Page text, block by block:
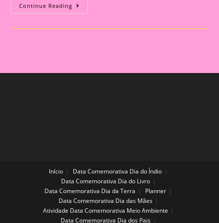
Continue Reading Atividade
Copa
Início
Data Comemorativa Dia do Índio
Data Comemorativa Dia do Livro
Data Comemorativa Dia da Terra
Planner
Data Comemorativa Dia das Mães
Atividade Data Comemorativa Meio Ambiente
Data Comemorativa Dia dos Pais